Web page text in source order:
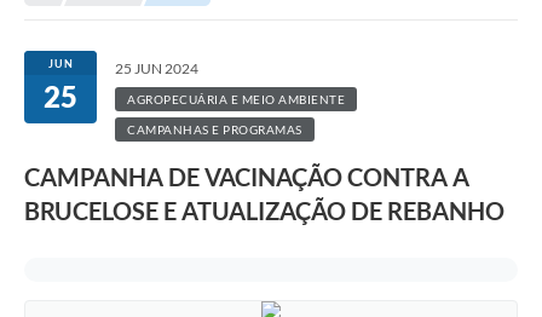
SECRETARIA E DEPARTAMENTOS
Planos Municipais
Transparência
JUN
25
25 JUN 2024
AGROPECUÁRIA E MEIO AMBIENTE
CAMPANHAS E PROGRAMAS
CAMPANHA DE VACINAÇÃO CONTRA A
BRUCELOSE E ATUALIZAÇÃO DE REBANHO